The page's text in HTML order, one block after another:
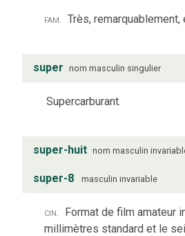
fam. Très, remarquablement,
super nom masculin singulier
Supercarburant.
super-huit nom masculin
super-8 masculin invariable
cin. Format de film amateur
millimètres standard et le